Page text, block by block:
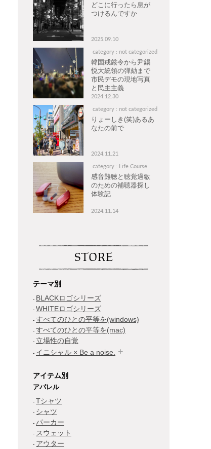
どこに行ったら息が
つけるんですか
2025.09.10
category : not categorized
韓国戒厳令から尹錫
悦大統領の弾劾まで
市民デモの現地写真
と民主主義
2024.12.30
category : not categorized
りょーしき(笑)あるあ
なたの前で
2024.11.21
category : Life Course
感音難聴と聴覚過敏
のための補聴器探し
体験記
2024.11.14
STORE
テーマ別
BLACKロゴシリーズ
WHITEロゴシリーズ
すべてのひとの平等を(windows)
すべてのひとの平等を(mac)
立場性の自覚
イニシャル × Be a noise.
アイテム別
アパレル
Tシャツ
シャツ
パーカー
スウェット
アウター